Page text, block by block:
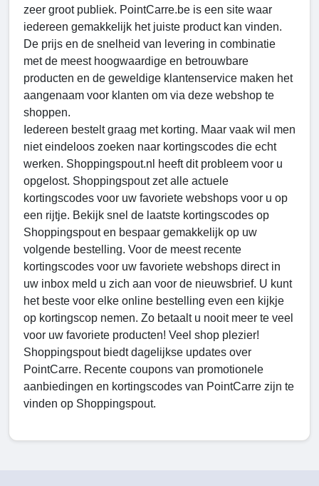
zeer groot publiek. PointCarre.be is een site waar
iedereen gemakkelijk het juiste product kan vinden.
De prijs en de snelheid van levering in combinatie
met de meest hoogwaardige en betrouwbare
producten en de geweldige klantenservice maken het
aangenaam voor klanten om via deze webshop te
shoppen.
Iedereen bestelt graag met korting. Maar vaak wil men
niet eindeloos zoeken naar kortingscodes die echt
werken. Shoppingspout.nl heeft dit probleem voor u
opgelost. Shoppingspout zet alle actuele
kortingscodes voor uw favoriete webshops voor u op
een rijtje. Bekijk snel de laatste kortingscodes op
Shoppingspout en bespaar gemakkelijk op uw
volgende bestelling. Voor de meest recente
kortingscodes voor uw favoriete webshops direct in
uw inbox meld u zich aan voor de nieuwsbrief. U kunt
het beste voor elke online bestelling even een kijkje
op kortingscop nemen. Zo betaalt u nooit meer te veel
voor uw favoriete producten! Veel shop plezier!
Shoppingspout biedt dagelijkse updates over
PointCarre. Recente coupons van promotionele
aanbiedingen en kortingscodes van PointCarre zijn te
vinden op Shoppingspout.